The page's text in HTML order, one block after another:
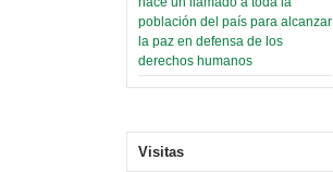
población del país para alcanzar
la paz en defensa de los
derechos humanos
Visitas